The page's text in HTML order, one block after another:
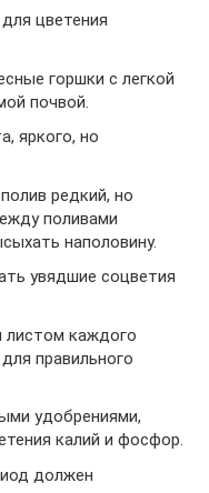
цветения
горшки с легкой
почвой.
яркого, но
редкий, но
поливами
наполовину.
увядшие соцветия
листом каждого
правильного
удобрениями,
калий и фосфор.
должен